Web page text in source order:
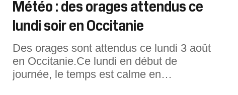
Météo : des orages attendus ce
lundi soir en Occitanie
Des orages sont attendus ce lundi 3 août
en Occitanie.Ce lundi en début de
journée, le temps est calme en